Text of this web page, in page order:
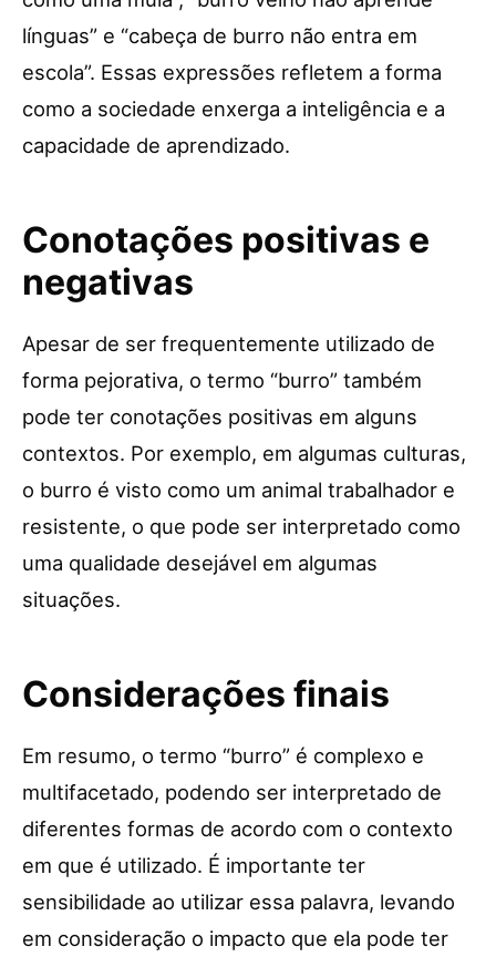
línguas” e “cabeça de burro não entra em
escola”. Essas expressões refletem a forma
como a sociedade enxerga a inteligência e a
capacidade de aprendizado.
Conotações positivas e
negativas
Apesar de ser frequentemente utilizado de
forma pejorativa, o termo “burro” também
pode ter conotações positivas em alguns
contextos. Por exemplo, em algumas culturas,
o burro é visto como um animal trabalhador e
resistente, o que pode ser interpretado como
uma qualidade desejável em algumas
situações.
Considerações finais
Em resumo, o termo “burro” é complexo e
multifacetado, podendo ser interpretado de
diferentes formas de acordo com o contexto
em que é utilizado. É importante ter
sensibilidade ao utilizar essa palavra, levando
em consideração o impacto que ela pode ter